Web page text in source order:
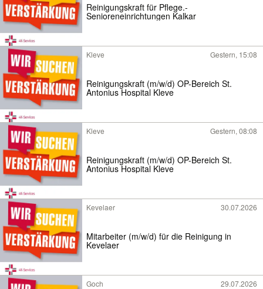
Reinigungskraft für Pflege.-
Senioreneinrichtungen Kalkar
Kleve Gestern, 15:08
Reinigungskraft (m/w/d) OP-Bereich St.
Antonius Hospital Kleve
Kleve Gestern, 08:08
Reinigungskraft (m/w/d) OP-Bereich St.
Antonius Hospital Kleve
Kevelaer 30.07.2026
Mitarbeiter (m/w/d) für die Reinigung in
Kevelaer
Goch 29.07.2026